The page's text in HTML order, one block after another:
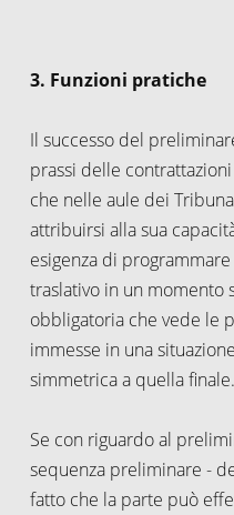
3. Funzioni pratiche
Il successo del
prassi delle
che nelle aule dei
attribuirsi alla sua
esigenza di
traslativo in un momento
obbligatoria che vede le
immesse in una
simmetrica a quella finale.
Se con riguardo al
sequenza preliminare -
fatto che la parte può